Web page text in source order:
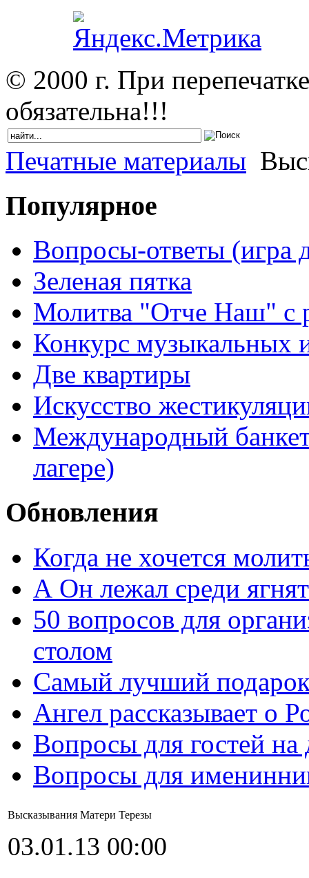
© 2000 г. При
обязательна!!!
Печатные материалы
Популярное
Вопросы-ответы (игра
Зеленая пятка
Молитва "Отче Наш" с
Конкурс музыкальных
Две квартиры
Искусство
Международный
лагере)
Обновления
Когда не хочется
А Он лежал среди ягнят
50 вопросов для
столом
Самый лучший
Ангел рассказывает о
Вопросы для гостей
Вопросы для
Высказывания Матери Терезы
03.01.13 00:00